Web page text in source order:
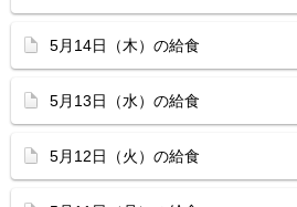
5月14日（木）の給食
5月13日（水）の給食
5月12日（火）の給食